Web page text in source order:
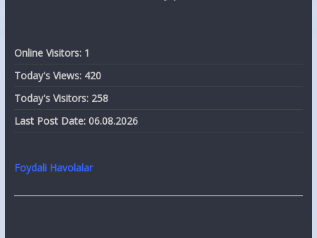
Online Visitors: 1
Today's Views: 420
Today's Visitors: 258
Last Post Date: 06.08.2026
Foydali Havolalar